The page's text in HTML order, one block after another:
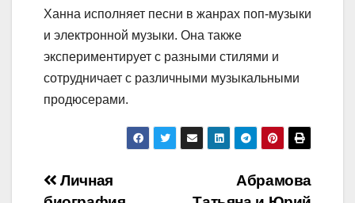
Ханна исполняет песни в жанрах поп-музыки
и электронной музыки. Она также
экспериментирует с разными стилями и
сотрудничает с различными музыкальными
продюсерами.
Навигация
Абрамова
Личная